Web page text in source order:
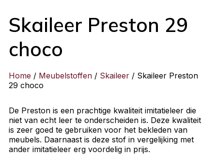
Skaileer Preston 29
choco
Home / Meubelstoffen / Skaileer / Skaileer Preston
29 choco
De Preston is een prachtige kwaliteit imitatieleer die
niet van echt leer te onderscheiden is. Deze kwaliteit
is zeer goed te gebruiken voor het bekleden van
meubels. Daarnaast is deze stof in vergelijking met
ander imitatieleer erg voordelig in prijs.